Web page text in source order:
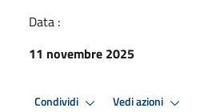
Data :
11 novembre 2025
Condividi Vedi azioni